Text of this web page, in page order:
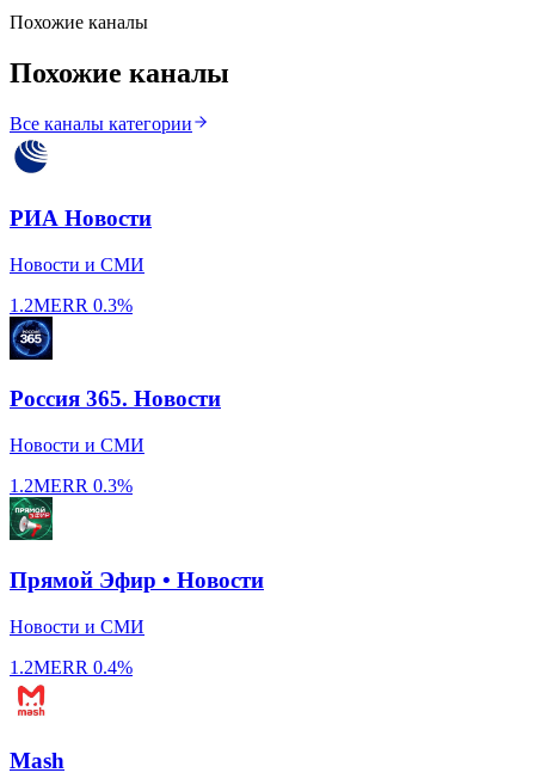
Похожие каналы
Похожие каналы
Все каналы категории
РИА Новости
Новости и СМИ
1.2MERR 0.3%
Россия 365. Новости
Новости и СМИ
1.2MERR 0.3%
Прямой Эфир • Новости
Новости и СМИ
1.2MERR 0.4%
Mash